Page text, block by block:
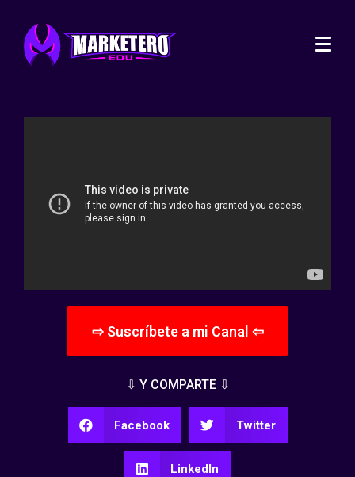
⇨ Suscríbete a mi Canal ⇦
⇩ Y COMPARTE ⇩
Facebook Twitter
LinkedIn